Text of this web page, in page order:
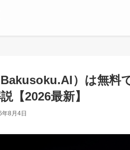
）は無料
【2026最新】
8月4日